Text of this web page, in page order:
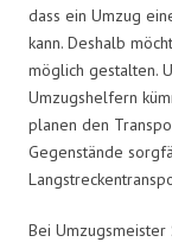
dass ein Umzug
kann. Deshalb
möglich gestalten.
Umzugshelfern
planen den
Gegenstände
Bei